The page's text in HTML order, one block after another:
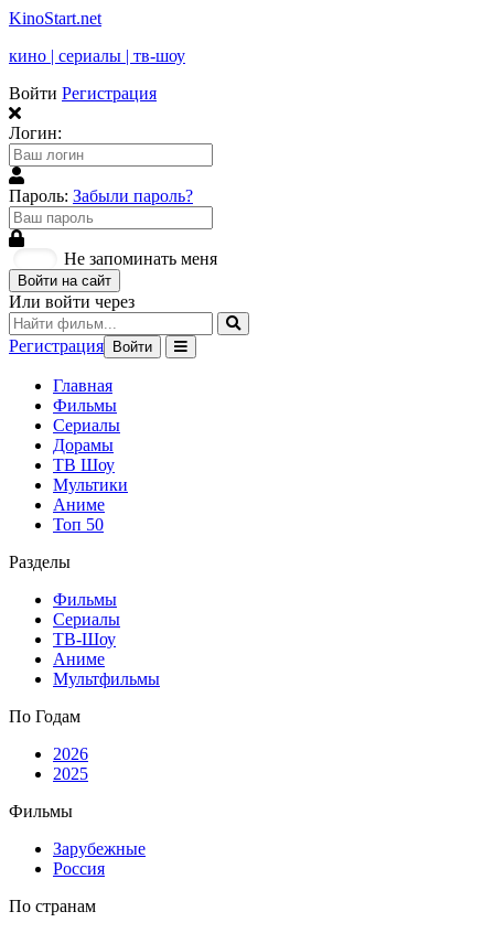
KinoStart.net
кино | сериалы | тв-шоу
Войти Регистрация
Логин:
Пароль: Забыли пароль?
Не запоминать меня
Войти на сайт
Или войти через
Регистрация Войти
Главная
Фильмы
Сериалы
Дорамы
ТВ Шоу
Мультики
Аниме
Топ 50
Разделы
Фильмы
Сериалы
ТВ-Шоу
Аниме
Мультфильмы
По Годам
2026
2025
Фильмы
Зарубежные
Россия
По странам